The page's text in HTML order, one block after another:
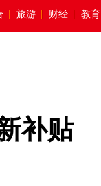
旅游 财经 教育
补贴